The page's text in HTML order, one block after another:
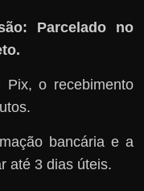
Parcelado no
o recebimento
bancária e a
até 3 dias úteis.